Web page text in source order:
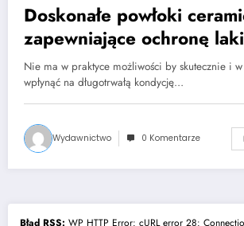
Doskonałe powłoki
zapewniające ochronę
Nie ma w praktyce możliwości by skutecznie i
wpłynąć na długotrwałą kondycję…
Wydawnictwo 0 Komentarze
Błąd RSS: WP HTTP Error: cURL error 28: